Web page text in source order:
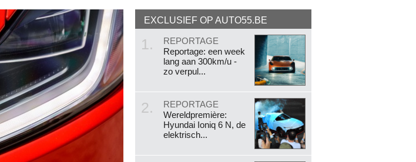
EXCLUSIEF OP AUTO55.BE
1.
REPORTAGE
Reportage: een week
lang aan 300km/u -
zo verpul...
2.
REPORTAGE
Wereldpremière:
Hyundai Ioniq 6 N, de
elektrisch...